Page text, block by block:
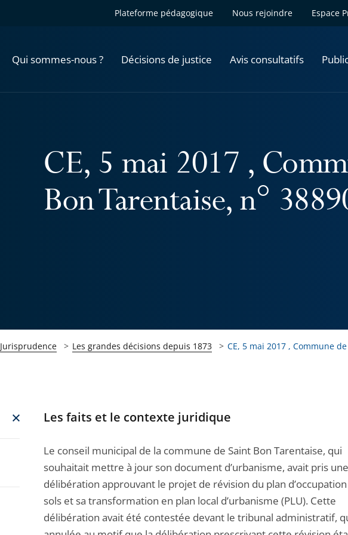
Plateforme pédagogique Nous rejoindre Espace
Qui sommes-nous ? Décisions de justice Avis consultatifs
CE, 5 mai 2017 ,
Bon Tarentaise, n°
Jurisprudence Les grandes décisions depuis 1873 CE, 5 mai 2017 , Commune
Les faits et le contexte juridique
Le conseil municipal de la commune de Saint Bon Tarentaise, qui
souhaitait mettre à jour son document d’urbanisme, avait pris une
délibération approuvant le projet de révision du plan
sols et sa transformation en plan local d’urbanisme (PLU). Cette
délibération avait été contestée devant le tribunal administratif,